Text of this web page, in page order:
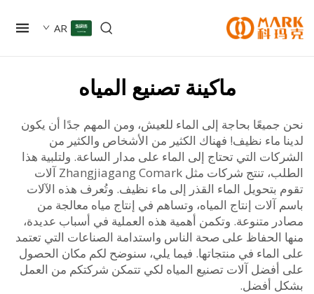
AR
ماكينة تصنيع المياه
بحاجة إلى الماء للعيش، ومن المهم جدًا أن يكون
ماء نظيف! فهناك الكثير من الأشخاص والكثير من
التي تحتاج إلى الماء على مدار الساعة. ولتلبية هذا
الطلب، تنتج شركات مثل Zhangjiagang Comark آلات
بتحويل الماء القذر إلى ماء نظيف. وتُعرف هذه الآلات
آلات إنتاج المياه، وتساهم في إنتاج مياه معالجة من
متنوعة. وتكمن أهمية هذه العملية في أسباب عديدة،
الحفاظ على صحة الناس واستدامة الصناعات التي تعتمد
في منتجاتها. فيما يلي، سنوضح لكم مكان الحصول
آلات تصنيع المياه لكي تتمكن شركتكم من العمل
أفضل.